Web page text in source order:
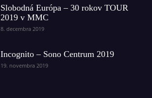
Slobodná Európa – 30 rokov TOUR
2019 v MMC
8. decembra 2019
Incognito – Sono Centrum 2019
19. novembra 2019